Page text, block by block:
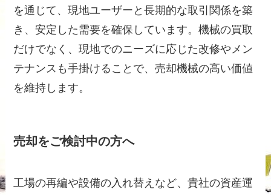
を通じて、現地ユーザーと長期的な取引関係を築
き、安定した需要を確保しています。機械の買取
だけでなく、現地でのニーズに応じた改修やメン
テナンスも手掛けることで、売却機械の高い価値
を維持します。
売却をご検討中の方へ
工場の再編や設備の入れ替えなど、貴社の資産運